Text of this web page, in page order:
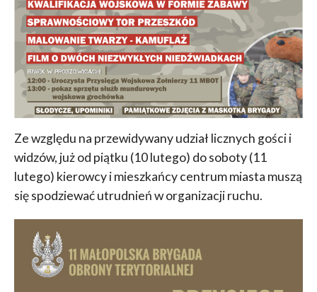
Ze względu na przewidywany udział licznych gości i
widzów, już od piątku (10 lutego) do soboty (11
lutego) kierowcy i mieszkańcy centrum miasta muszą
się spodziewać utrudnień w organizacji ruchu.